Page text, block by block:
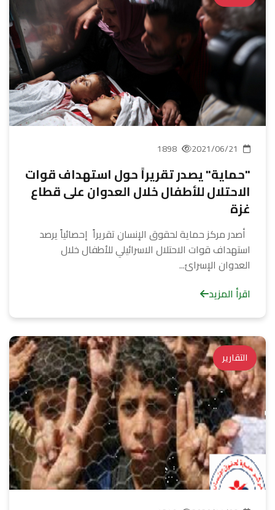
"حماية" يصدر تقريراً حول استهداف قوات
الاحتلال للأطفال خلال العدوان على قطاع
غزة
أصدر مركز حماية لحقوق الإنسان تقريراً إحصائياً يرصد
استهداف قوات الاحتلال الاسرائيلي للأطفال خلال
العدوان الإسرائ...
اقرأ المزيد
التقارير